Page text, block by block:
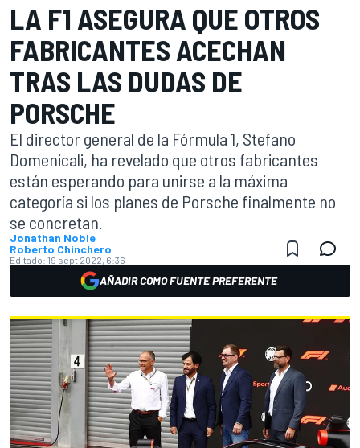
LA F1 ASEGURA QUE OTROS
FABRICANTES ACECHAN
TRAS LAS DUDAS DE
PORSCHE
El director general de la Fórmula 1, Stefano
Domenicali, ha revelado que otros fabricantes
están esperando para unirse a la máxima
categoría si los planes de Porsche finalmente no
se concretan.
Jonathan Noble
Roberto Chinchero
Editado: 19 sept 2022, 6:36
AÑADIR COMO FUENTE PREFERENTE